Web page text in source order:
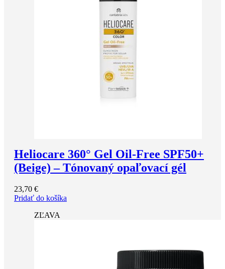
Heliocare 360° Gel Oil-Free SPF50+
(Beige) – Tónovaný opaľovací gél
23,70 €
Pridať do košíka
ZĽAVA